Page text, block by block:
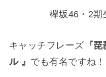
欅坂46・2期
キャッチフレーズ 『
ル 』 でも有名ですね！